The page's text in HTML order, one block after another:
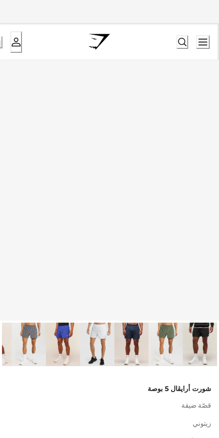
شورت أرايڤال 5 بوصة
قصّة ضيقة
زيتوني